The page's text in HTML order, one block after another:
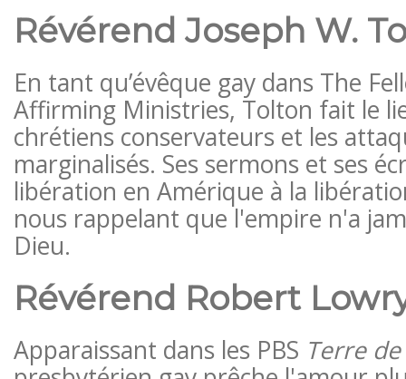
Révérend Joseph W.
En tant qu’évêque gay dans The
Affirming Ministries, Tolton fait le
chrétiens conservateurs et les
marginalisés. Ses sermons et ses
libération en Amérique à la
nous rappelant que l'empire n'a
Dieu.
Révérend Robert
Apparaissant dans les PBS Terre